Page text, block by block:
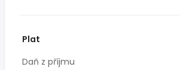
Plat
Daň z příjmu